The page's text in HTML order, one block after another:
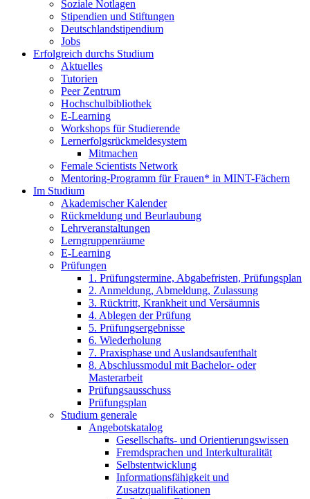
Soziale Notlagen
Stipendien und Stiftungen
Deutschlandstipendium
Jobs
Erfolgreich durchs Studium
Aktuelles
Tutorien
Peer Zentrum
Hochschulbibliothek
E-Learning
Workshops für Studierende
Lernerfolgsrückmeldesystem
Mitmachen
Female Scientists Network
Mentoring-Programm für Frauen* in MINT-Fächern
Im Studium
Akademischer Kalender
Rückmeldung und Beurlaubung
Lehrveranstaltungen
Lerngruppenräume
E-Learning
Prüfungen
1. Prüfungstermine, Abgabefristen, Prüfungsplan
2. Anmeldung, Abmeldung, Zulassung
3. Rücktritt, Krankheit und Versäumnis
4. Ablegen der Prüfung
5. Prüfungsergebnisse
6. Wiederholung
7. Praxisphase und Auslandsaufenthalt
8. Abschlussmodul mit Bachelor- oder
Masterarbeit
Prüfungsausschuss
Prüfungsplan
Studium generale
Angebotskatalog
Gesellschafts- und Orientierungswissen
Fremdsprachen und Interkulturalität
Selbstentwicklung
Informationsfähigkeit und
Zusatzqualifikationen